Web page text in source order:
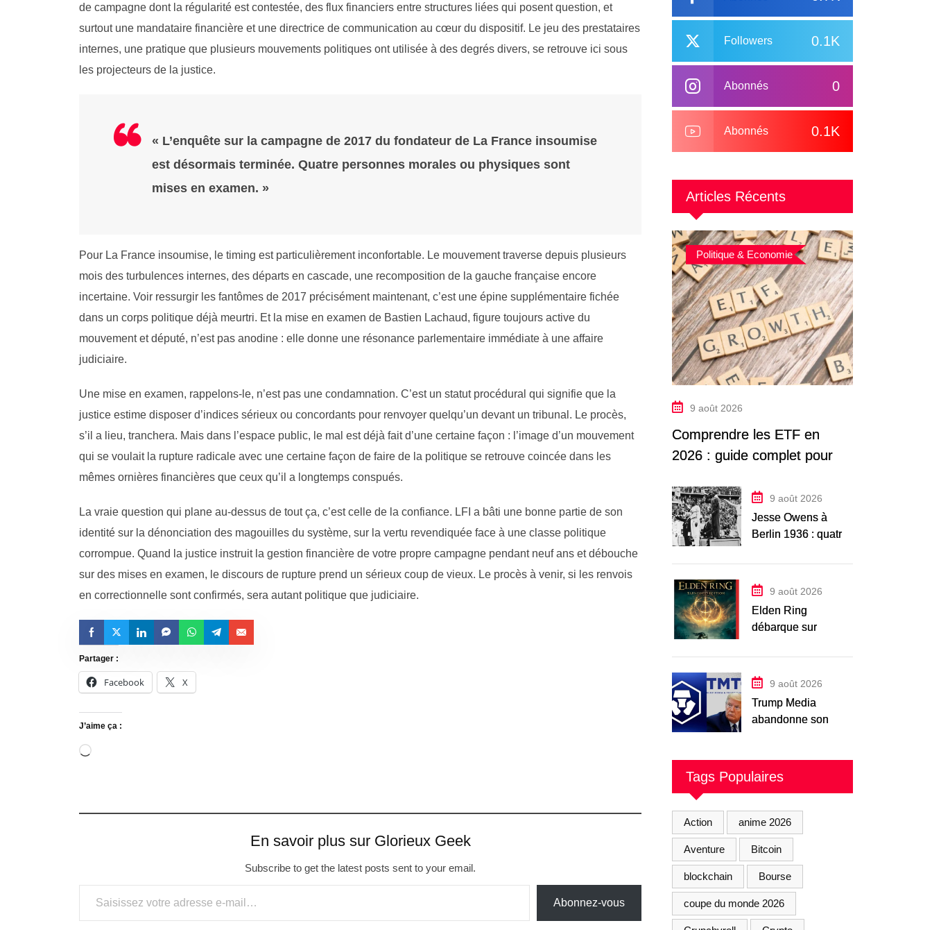
de campagne dont la régularité est contestée, des flux financiers entre structures liées qui posent question, et
surtout une mandataire financière et une directrice de communication au cœur du dispositif. Le jeu des prestataires
internes, une pratique que plusieurs mouvements politiques ont utilisée à des degrés divers, se retrouve ici sous
les projecteurs de la justice.
« L’enquête sur la campagne de 2017 du fondateur de La France insoumise
est désormais terminée. Quatre personnes morales ou physiques sont
mises en examen. »
Pour La France insoumise, le timing est particulièrement inconfortable. Le mouvement traverse depuis plusieurs
mois des turbulences internes, des départs en cascade, une recomposition de la gauche française encore
incertaine. Voir ressurgir les fantômes de 2017 précisément maintenant, c’est une épine supplémentaire fichée
dans un corps politique déjà meurtri. Et la mise en examen de Bastien Lachaud, figure toujours active du
mouvement et député, n’est pas anodine : elle donne une résonance parlementaire immédiate à une affaire
judiciaire.
Une mise en examen, rappelons-le, n’est pas une condamnation. C’est un statut procédural qui signifie que la
justice estime disposer d’indices sérieux ou concordants pour renvoyer quelqu’un devant un tribunal. Le procès,
s’il a lieu, tranchera. Mais dans l’espace public, le mal est déjà fait d’une certaine façon : l’image d’un mouvement
qui se voulait la rupture radicale avec une certaine façon de faire de la politique se retrouve coincée dans les
mêmes ornières financières que ceux qu’il a longtemps conspués.
La vraie question qui plane au-dessus de tout ça, c’est celle de la confiance. LFI a bâti une bonne partie de son
identité sur la dénonciation des magouilles du système, sur la vertu revendiquée face à une classe politique
corrompue. Quand la justice instruit la gestion financière de votre propre campagne pendant neuf ans et débouche
sur des mises en examen, le discours de rupture prend un sérieux coup de vieux. Le procès à venir, si les renvois
en correctionnelle sont confirmés, sera autant politique que judiciaire.
Partager :
Facebook X
J’aime ça :
En savoir plus sur Glorieux Geek
Subscribe to get the latest posts sent to your email.
Abonnez-vous
0.1K
Followers
0
Abonnés
0.1K
Abonnés
Articles Récents
Politique & Economie
9 août 2026
Comprendre les ETF en
2026 : guide complet pour
9 août 2026
Jesse Owens à
Berlin 1936 : quatre
au régime nazi, 90
ans après
9 août 2026
Elden Ring
débarque sur
le 28 août avec la
Tarnished Edition
9 août 2026
Trump Media
abandonne son
token CRO paie
Tags Populaires
Action anime 2026
Aventure Bitcoin
blockchain Bourse
coupe du monde 2026